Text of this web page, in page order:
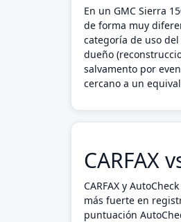
En un GMC Sierra
de forma muy
categoría de uso
dueño
salvamento por
cercano a un
CARFAX
CARFAX y
más fuerte en
puntuación